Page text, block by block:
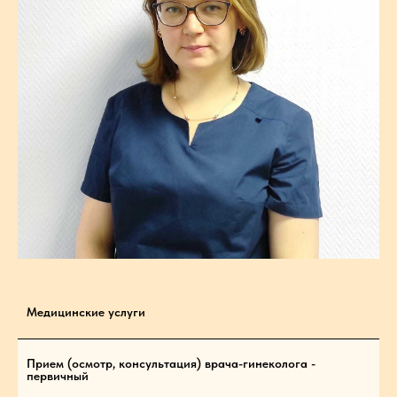
Медицинские услуги
Прием (осмотр, консультация) врача-гинеколога -
первичный